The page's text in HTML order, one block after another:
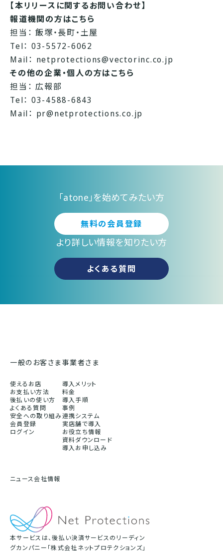
【本リリースに関するお問い合わせ】
報道機関の方はこちら
担当： 飯塚・長町・土屋
Tel： 03-5572-6062
Mail： netprotections@vectorinc.co.jp
その他の企業・個人の方はこちら
担当： 広報部
Tel： 03-4588-6843
Mail： pr@netprotections.co.jp
「atone」を始めてみたい方
無料の会員登録
より詳しい情報を知りたい方
よくある質問
一般のお客さま
使えるお店
お支払い方法
後払いの使い方
よくある質問
安全への取り組み
会員登録
ログイン
事業者さま
導入メリット
料金
導入手順
事例
連携システム
実店舗で導入
お役立ち情報
資料ダウンロード
導入お申し込み
ニュース会社情報
本サービスは、後払い決済サービスのリーディン
グカンパニー「株式会社ネットプロテクションズ」